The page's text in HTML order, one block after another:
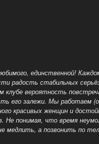
единственной!
радость стабильных
вероятность
его залежи. Мы
красивых женщин и
Не понимая, что время
медлить, а позвонить по